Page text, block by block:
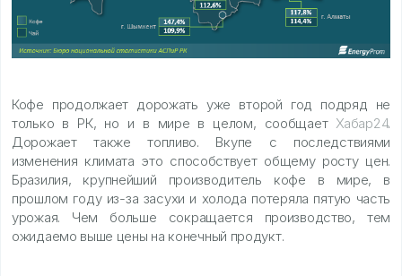
Кофе продолжает дорожать уже второй год подряд не
только в РК, но и в мире в целом, сообщает Хабар24.
Дорожает также топливо. Вкупе с последствиями
изменения климата это способствует общему росту цен.
Бразилия, крупнейший производитель кофе в мире, в
прошлом году из-за засухи и холода потеряла пятую часть
урожая. Чем больше сокращается производство, тем
ожидаемо выше цены на конечный продукт.